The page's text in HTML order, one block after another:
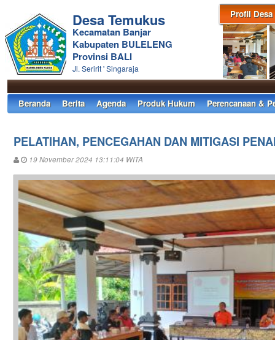
Profil Desa
Desa Temukus
Kecamatan Banjar
Kabupaten BULELENG
Provinsi BALI
Jl. Seririt ' Singaraja
Beranda Berita Agenda Produk Hukum Perencanaan &
PELATIHAN, PENCEGAHAN DAN MITIGASI
19 November 2024 13:11:04 WITA